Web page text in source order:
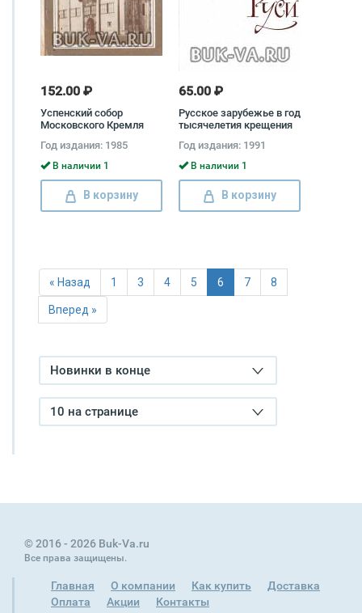
152.00 ₽
Успенский собор
Московского Кремля
Владимирская, Сергей
Подъяпольский
Год издания: 1985
В наличии 1
В корзину
65.00 ₽
Русское зарубежье в год
тысячелетия крещения
Год издания: 1991
В наличии 1
В корзину
« Назад 1 3 4 5 6 7 8
Вперед »
Новинки в конце
10 на странице
© 2016 - 2026 Buk-Va.ru
Все права защищены.
Главная О компании Как купить
Доставка
Оплата
Акции Контакты